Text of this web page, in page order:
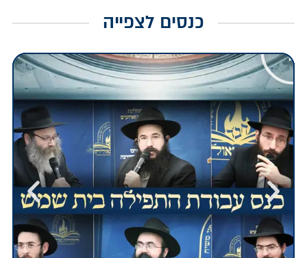
כנסים לצפייה